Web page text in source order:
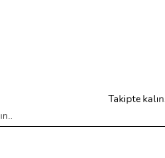
Takipte